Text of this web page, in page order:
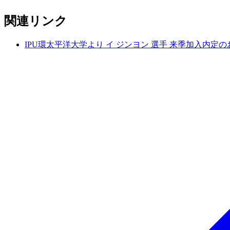
関連リンク
IPU環太平洋大学より イ ジンヨン 選手 来季加入内定の